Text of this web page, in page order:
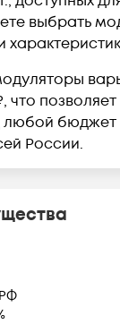
выбрать
что
бюджет
России.